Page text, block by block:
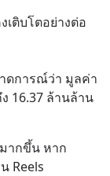
เติบโตอย่างต่อ
ดการณ์ว่า มูลค่า
16.37 ล้านล้าน
ากขึ้น หาก
Reels